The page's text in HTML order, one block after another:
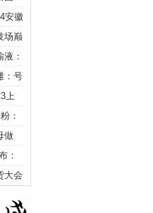
安徽
行
场巅
：
，老
：号
的
上
：
属
做
：
大会